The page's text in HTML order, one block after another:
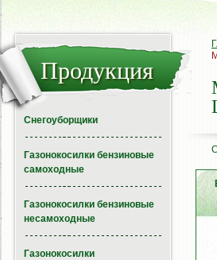
Продукция
Снегоуборщики
Газонокосилки бензиновые
самоходные
Газонокосилки бензиновые
несамоходные
Газонокосилки